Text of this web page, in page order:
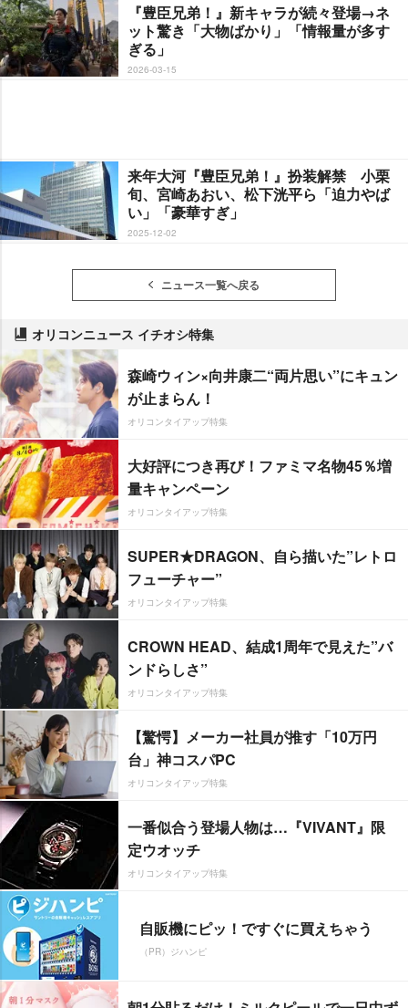
『豊臣兄弟！』新キャラが続々登場→ネ
ット驚き「大物ばかり」「情報量が多す
ぎる」
2026-03-15
来年大河『豊臣兄弟！』扮装解禁 小栗
旬、宮崎あおい、松下洸平ら「迫力やば
い」「豪華すぎ」
2025-12-02
ニュース一覧へ戻る
オリコンニュース イチオシ特集
森崎ウィン×向井康二“両片思い”にキュン
が止まらん！
オリコンタイアップ特集
大好評につき再び！ファミマ名物45％増
量キャンペーン
オリコンタイアップ特集
SUPER★DRAGON、自ら描いた”レトロ
フューチャー”
オリコンタイアップ特集
CROWN HEAD、結成1周年で見えた”バ
ンドらしさ”
オリコンタイアップ特集
【驚愕】メーカー社員が推す「10万円
台」神コスパPC
オリコンタイアップ特集
一番似合う登場人物は…『VIVANT』限
定ウオッチ
オリコンタイアップ特集
自販機にピッ！ですぐに買えちゃう
（PR）ジハンピ